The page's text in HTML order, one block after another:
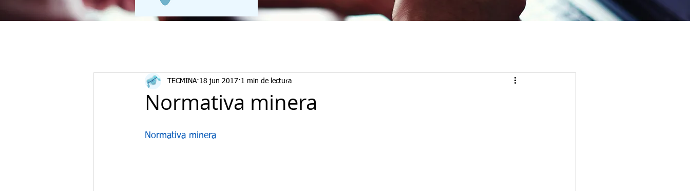
Normativa minera
TECMINA 18 jun 2017 1 min de lectura
Normativa minera